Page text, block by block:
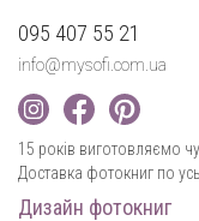
095 407 55 21
info@mysofi.com.ua
15 років виготовляємо
Доставка фотокниг по
Дизайн фотокниг